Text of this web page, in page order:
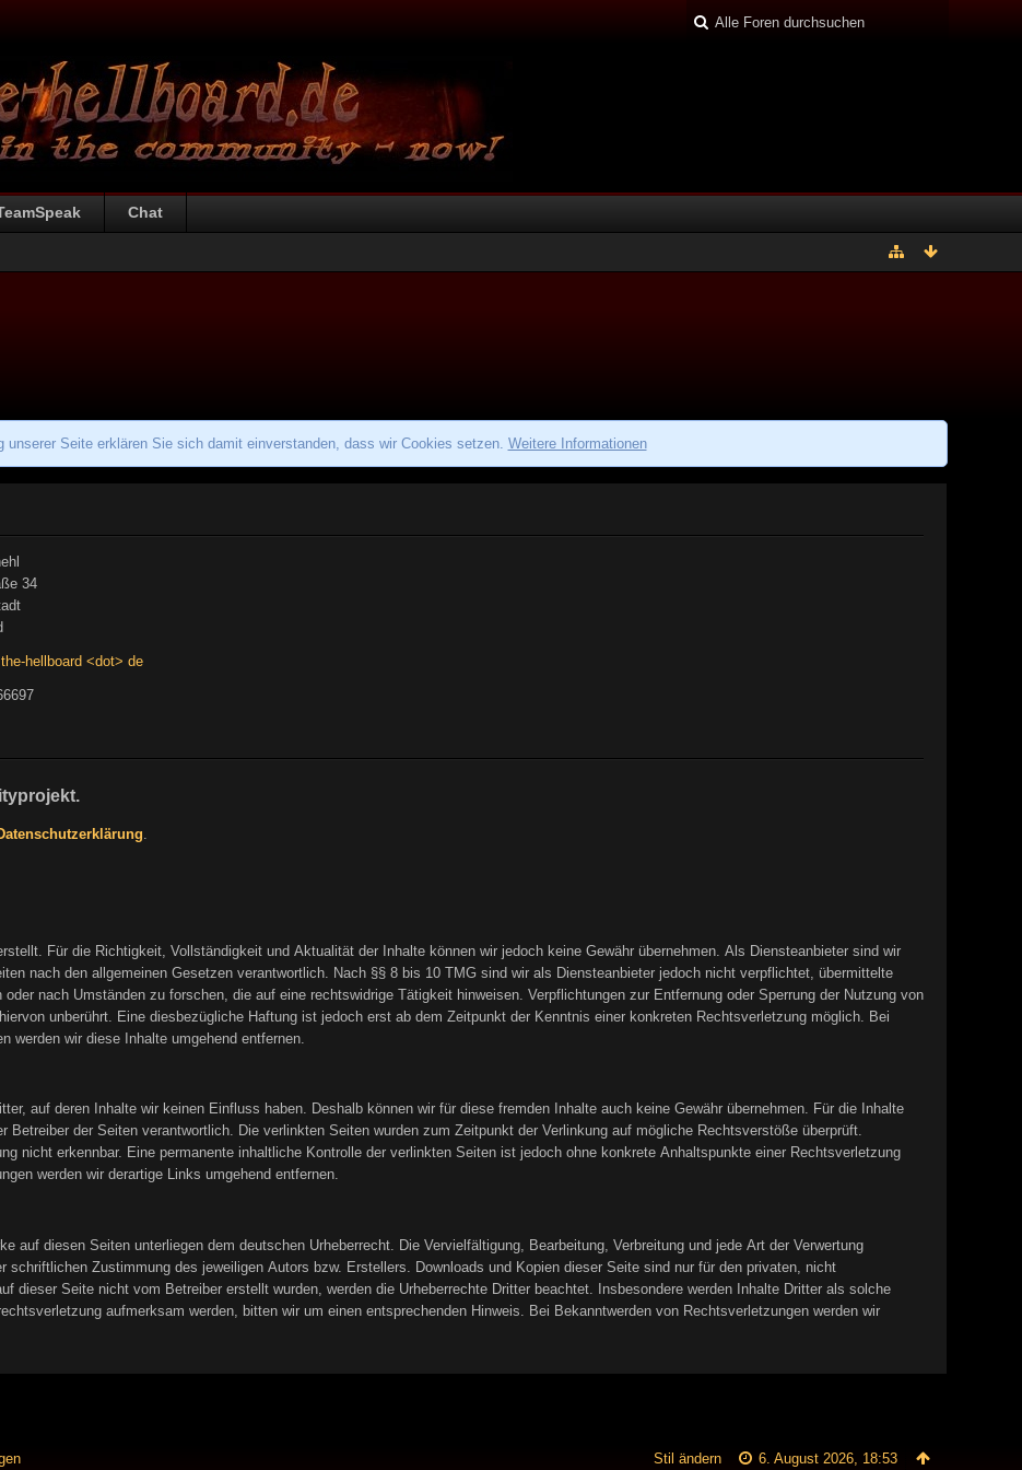
Chat
unserer Seite erklären Sie sich damit einverstanden, dass wir Cookies setzen. Weitere Informationen
34
hellboard <dot> de
Für die Richtigkeit, Vollständigkeit und Aktualität der Inhalte können wir jedoch keine Gewähr übernehmen. Als Diensteanbieter sind wir
nach den allgemeinen Gesetzen verantwortlich. Nach §§ 8 bis 10 TMG sind wir als Diensteanbieter jedoch nicht verpflichtet, übermittelte
nach Umständen zu forschen, die auf eine rechtswidrige Tätigkeit hinweisen. Verpflichtungen zur Entfernung oder Sperrung der Nutzung von
unberührt. Eine diesbezügliche Haftung ist jedoch erst ab dem Zeitpunkt der Kenntnis einer konkreten Rechtsverletzung möglich. Bei
werden wir diese Inhalte umgehend entfernen.
auf deren Inhalte wir keinen Einfluss haben. Deshalb können wir für diese fremden Inhalte auch keine Gewähr übernehmen. Für die Inhalte
der Seiten verantwortlich. Die verlinkten Seiten wurden zum Zeitpunkt der Verlinkung auf mögliche Rechtsverstöße überprüft.
nicht erkennbar. Eine permanente inhaltliche Kontrolle der verlinkten Seiten ist jedoch ohne konkrete Anhaltspunkte einer Rechtsverletzung
werden wir derartige Links umgehend entfernen.
auf diesen Seiten unterliegen dem deutschen Urheberrecht. Die Vervielfältigung, Bearbeitung, Verbreitung und jede Art der Verwertung
schriftlichen Zustimmung des jeweiligen Autors bzw. Erstellers. Downloads und Kopien dieser Seite sind nur für den privaten, nicht
dieser Seite nicht vom Betreiber erstellt wurden, werden die Urheberrechte Dritter beachtet. Insbesondere werden Inhalte Dritter als solche
aufmerksam werden, bitten wir um einen entsprechenden Hinweis. Bei Bekanntwerden von Rechtsverletzungen werden wir
6. August 2026, 18:53
Stil ändern